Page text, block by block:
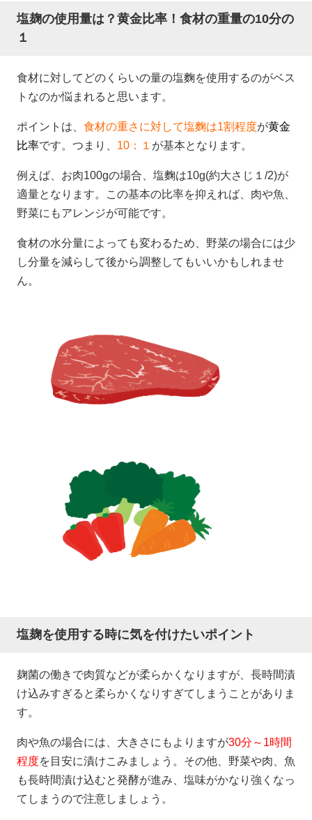
塩麹の使用量は？黄金比率！食材の重量の10分の
１
食材に対してどのくらいの量の塩麴を使用するのがベス
トなのか悩まれると思います。
ポイントは、 食材の重さに対して塩麴は1割程度が黄金
比率です。つまり、 10：１ が基本となります。
例えば、お肉100gの場合、塩麴は10g(約大さじ１/2)が
適量となります。この基本の比率を抑えれば、肉や魚、
野菜にもアレンジが可能です。
食材の水分量によっても変わるため、野菜の場合には少
し分量を減らして後から調整してもいいかもしれませ
ん。
塩麹を使用する時に気を付けたいポイント
麹菌の働きで肉質などが柔らかくなりますが、長時間漬
け込みすぎると柔らかくなりすぎてしまうことがありま
す。
肉や魚の場合には、大きさにもよりますが30分～1時間
程度を目安に漬けこみましょう。その他、野菜や肉、魚
も長時間漬け込むと発酵が進み、塩味がかなり強くなっ
てしまうので注意しましょう。